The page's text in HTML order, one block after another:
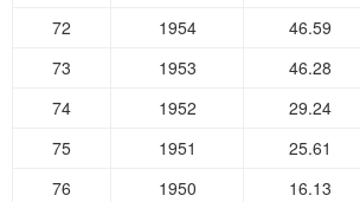
72
1954 46.59
73
1953 46.28
74
1952 29.24
75
1951 25.61
76
1950 16.13